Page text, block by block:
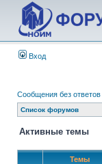
Вход
Сообщения без ответов
Список форумов
Активные темы
Темы